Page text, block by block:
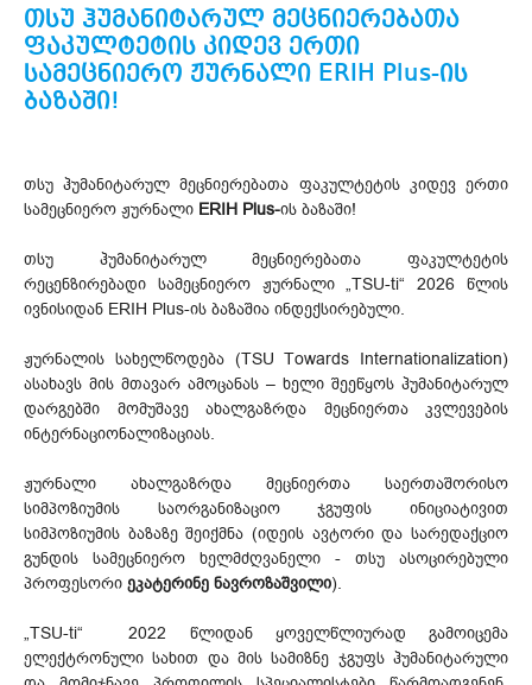
თსუ ჰუმანიტარულ მეცნიერებათა
ფაკულტეტის კიდევ ერთი
სამეცნიერო ჟურნალი ERIH Plus-ის
ბაზაში!
თსუ ჰუმანიტარულ მეცნიერებათა ფაკულტეტის კიდევ ერთი
სამეცნიერო ჟურნალი ERIH Plus-ის ბაზაში!
თსუ ჰუმანიტარულ მეცნიერებათა ფაკულტეტის
რეცენზირებადი სამეცნიერო ჟურნალი „TSU-ti“ 2026 წლის
ივნისიდან ERIH Plus-ის ბაზაშია ინდექსირებული.
ჟურნალის სახელწოდება (TSU Towards Internationalization)
ასახავს მის მთავარ ამოცანას – ხელი შეეწყოს ჰუმანიტარულ
დარგებში მომუშავე ახალგაზრდა მეცნიერთა კვლევების
ინტერნაციონალიზაციას.
ჟურნალი ახალგაზრდა მეცნიერთა საერთაშორისო
სიმპოზიუმის საორგანიზაციო ჯგუფის ინიციატივით
სიმპოზიუმის ბაზაზე შეიქმნა (იდეის ავტორი და სარედაქციო
გუნდის სამეცნიერო ხელმძღვანელი - თსუ ასოცირებული
პროფესორი ეკატერინე ნავროზაშვილი).
„TSU-ti“ 2022 წლიდან ყოველწლიურად გამოიცემა
ელექტრონული სახით და მის სამიზნე ჯგუფს ჰუმანიტარული